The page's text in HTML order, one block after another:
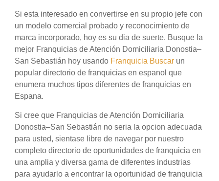
Si esta interesado en convertirse en su propio jefe con
un modelo comercial probado y reconocimiento de
marca incorporado, hoy es su dia de suerte. Busque la
mejor Franquicias de Atención Domiciliaria Donostia–
San Sebastián hoy usando Franquicia Buscar un
popular directorio de franquicias en espanol que
enumera muchos tipos diferentes de franquicias en
Espana.
Si cree que Franquicias de Atención Domiciliaria
Donostia–San Sebastián no seria la opcion adecuada
para usted, sientase libre de navegar por nuestro
completo directorio de oportunidades de franquicia en
una amplia y diversa gama de diferentes industrias
para ayudarlo a encontrar la oportunidad de franquicia